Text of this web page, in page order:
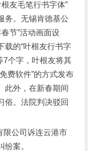
友毛笔行书字体”
务。无锡肯德基公
节”活动画面设
载的“叶根友行书字
7个字，叶根友将其
费软件”的方式发布
此外，在新春期间
俗。法院判决驳回
限公司诉连云港市
纷案。